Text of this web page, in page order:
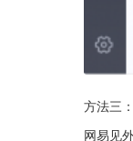
方法三
网易见